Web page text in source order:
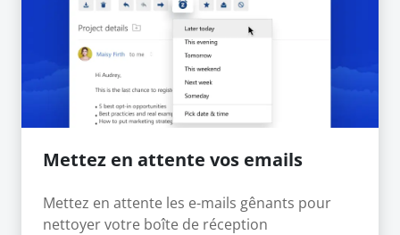
Mettez en attente vos emails
Mettez en attente les e-mails gênants pour
nettoyer votre boîte de réception